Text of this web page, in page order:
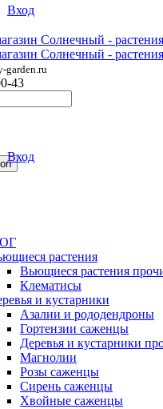
Вход
garden.ru
43
Вход
растения
Вьющиеся растения
Клематисы
и кустарники
Азалии и рододендроны
Гортензии саженцы
Деревья и кустарники
Магнолии
Розы саженцы
Сирень саженцы
Хвойные саженцы